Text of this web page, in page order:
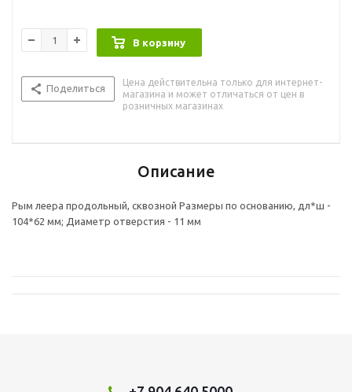
В корзину
Поделиться
Цена действительна только для интернет-
магазина и может отличаться от цен в
розничных магазинах
Описание
Рым леера продольный, сквозной Размеры по основанию, дл*ш -
104*62 мм; Диаметр отверстия - 11 мм